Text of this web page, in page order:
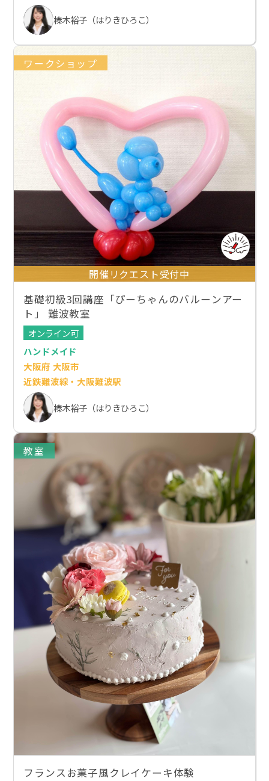
榛木裕子（はりきひろこ）
ワークショップ
開催リクエスト受付中
基礎初級3回講座「ぴーちゃんのバルーンアー
ト」 難波教室
オンライン可
ハンドメイド
大阪府 大阪市
近鉄難波線・大阪難波駅
榛木裕子（はりきひろこ）
教室
フランスお菓子風クレイケーキ体験